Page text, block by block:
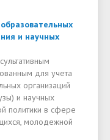
и научных
для учета
организаций
и научных
политики в сфере
молодежной